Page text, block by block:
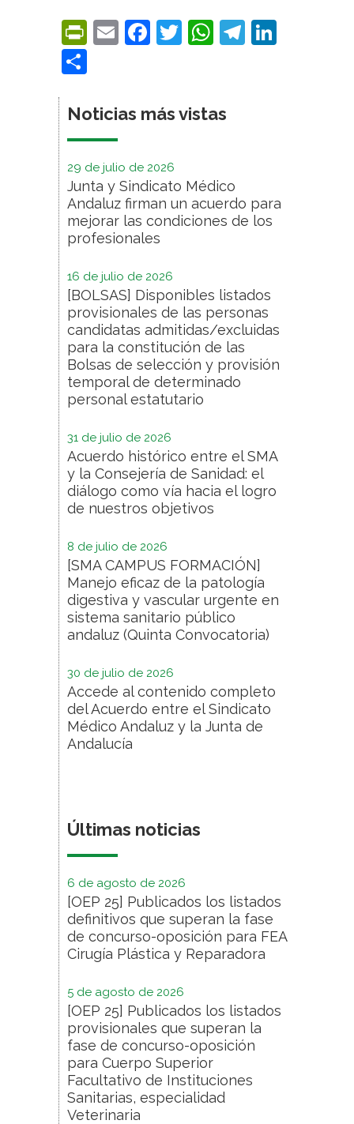
PrintFriendly
EmailFacebook
Twitter
WhatsApp
Noticias más vistas
29 de julio de 2026
Junta y Sindicato Médico
Andaluz firman un acuerdo para
mejorar las condiciones de los
profesionales
16 de julio de 2026
[BOLSAS] Disponibles listados
provisionales de las personas
candidatas admitidas/excluidas
para la constitución de las
Bolsas de selección y provisión
temporal de determinado
personal estatutario
31 de julio de 2026
Acuerdo histórico entre el SMA
y la Consejería de Sanidad: el
diálogo como vía hacia el logro
de nuestros objetivos
8 de julio de 2026
[SMA CAMPUS FORMACIÓN]
Manejo eficaz de la patología
digestiva y vascular urgente en
sistema sanitario público
andaluz (Quinta Convocatoria)
30 de julio de 2026
Accede al contenido completo
del Acuerdo entre el Sindicato
Médico Andaluz y la Junta de
Andalucía
Últimas noticias
6 de agosto de 2026
[OEP 25] Publicados los listados
definitivos que superan la fase
de concurso-oposición para FEA
Cirugía Plástica y Reparadora
5 de agosto de 2026
[OEP 25] Publicados los listados
provisionales que superan la
fase de concurso-oposición
para Cuerpo Superior
Facultativo de Instituciones
Sanitarias, especialidad
Veterinaria